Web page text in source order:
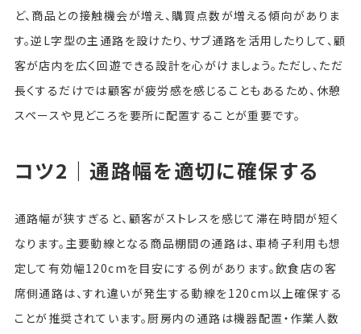
ど、商品との接触機会が増え、購買点数が増える傾向がありま
す。逆L字型の主通路を設けたり、サブ通路を活用したりして、顧
客が店内を広く回遊できる設計を心がけましょう。ただし、ただ
長くするだけでは顧客が疲労感を感じることもあるため、休憩
スペースや見どころを要所に配置することが重要です。
コツ2｜通路幅を適切に確保する
通路幅が狭すぎると、顧客がストレスを感じて滞在時間が短く
なります。主要動線となる商品棚間の通路は、車椅子利用も想
定して有効幅120cmを目安にする例があります。飲食店の客
席側通路は、すれ違いが発生する動線を120cm以上確保する
ことが推奨されています。厨房内の通路は機器配置・作業人数